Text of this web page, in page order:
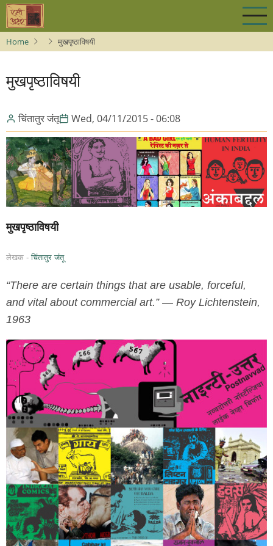
Skip
main
content
Home मुखपृष्ठाविषयी
मुखपृष्ठाविषयी
चिंतातुर जंतू Wed, 04/11/2015 - 06:08
मुखपृष्ठाविषयी
लेखक -चिंतातुर जंतू
“There are certain things that are usable, forceful,
and vital about commercial art.” — Roy Lichtenstein,
1963